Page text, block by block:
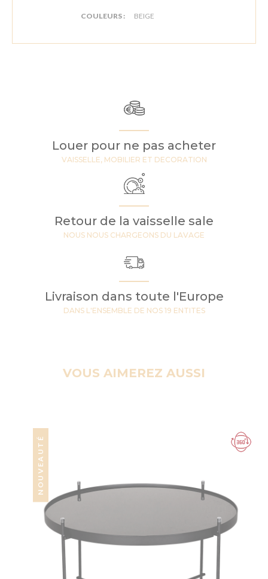
COULEURS : BEIGE
Louer pour ne pas acheter
VAISSELLE, MOBILIER ET DECORATION
Retour de la vaisselle sale
NOUS NOUS CHARGEONS DU LAVAGE
Livraison dans toute l'Europe
DANS L'ENSEMBLE DE NOS 19 ENTITES
VOUS AIMEREZ AUSSI
NOUVEAUTÉ